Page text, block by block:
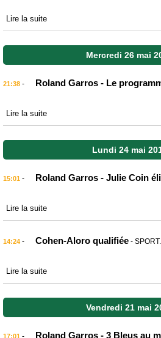
Lire la suite
Mercredi 26 mai
21:38 - Roland Garros - Le
Lire la suite
Lundi 24 mai
15:01 - Roland Garros - Julie Coin
Lire la suite
14:24 - Cohen-Aloro qualifiée -
Lire la suite
Vendredi 21 mai
17:01 - Roland Garros - 3 Bleus au